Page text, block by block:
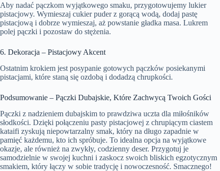
Aby nadać pączkom wyjątkowego smaku, przygotowujemy lukier
pistacjowy. Wymieszaj cukier puder z gorącą wodą, dodaj pastę
pistacjową i dobrze wymieszaj, aż powstanie gładka masa. Lukrem
polej pączki i pozostaw do stężenia.
6. Dekoracja – Pistacjowy Akcent
Ostatnim krokiem jest posypanie gotowych pączków posiekanymi
pistacjami, które staną się ozdobą i dodadzą chrupkości.
Podsumowanie – Pączki Dubajskie, Które Zachwycą Twoich Gości
Pączki z nadzieniem dubajskim to prawdziwa uczta dla miłośników
słodkości. Dzięki połączeniu pasty pistacjowej z chrupiącym ciastem
kataifi zyskują niepowtarzalny smak, który na długo zapadnie w
pamięć każdemu, kto ich spróbuje. To idealna opcja na wyjątkowe
okazje, ale również na zwykły, codzienny deser. Przygotuj je
samodzielnie w swojej kuchni i zaskocz swoich bliskich egzotycznym
smakiem, który łączy w sobie tradycję i nowoczesność. Smacznego!